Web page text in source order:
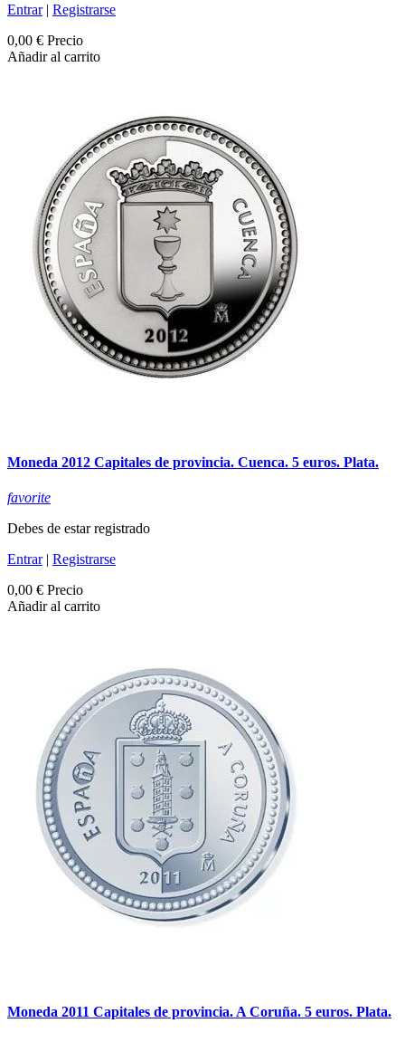
Entrar| Registrarse
0,00 € Precio
Añadir al carrito
Moneda 2012 Capitales de provincia. Cuenca. 5 euros. Plata.
favorite
Debes de estar registrado
Entrar| Registrarse
0,00 € Precio
Añadir al carrito
Moneda 2011 Capitales de provincia. A Coruña. 5 euros. Plata.